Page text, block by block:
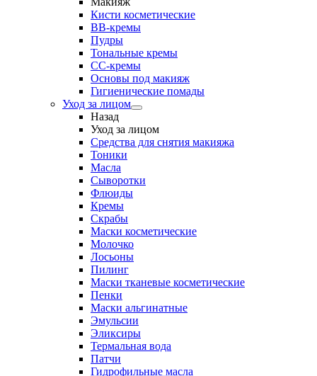
Кисти косметические
BB-кремы
Пудры
Тональные кремы
CC-кремы
Основы под макияж
Гигиенические помады
Уход за лицом
Назад
Уход за лицом
Средства для снятия макияжа
Тоники
Масла
Сыворотки
Флюиды
Кремы
Скрабы
Маски косметические
Молочко
Лосьоны
Пилинг
Маски тканевые косметические
Пенки
Маски альгинатные
Эмульсии
Эликсиры
Термальная вода
Патчи
Гидрофильные масла